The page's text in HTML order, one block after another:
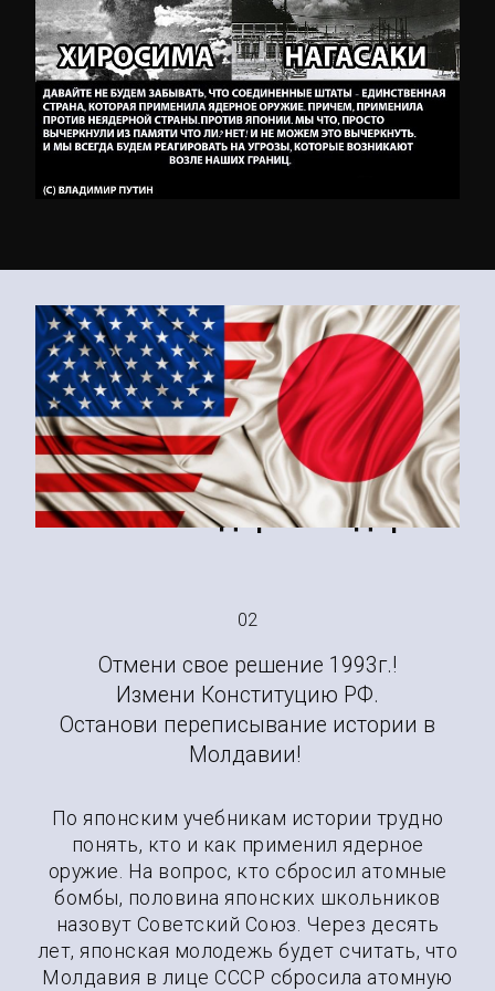
75 лет потребовалось США,
чтобы переписать Историю
Японии о Ядерном Ударе.
02
Отмени свое решение 1993г.!
Измени Конституцию РФ.
Останови переписывание истории в
Молдавии!
По японским учебникам истории трудно
понять, кто и как применил ядерное
оружие. На вопрос, кто сбросил атомные
бомбы, половина японских школьников
назовут Советский Союз. Через десять
лет, японская молодежь будет считать, что
Молдавия в лице СССР сбросила атомную